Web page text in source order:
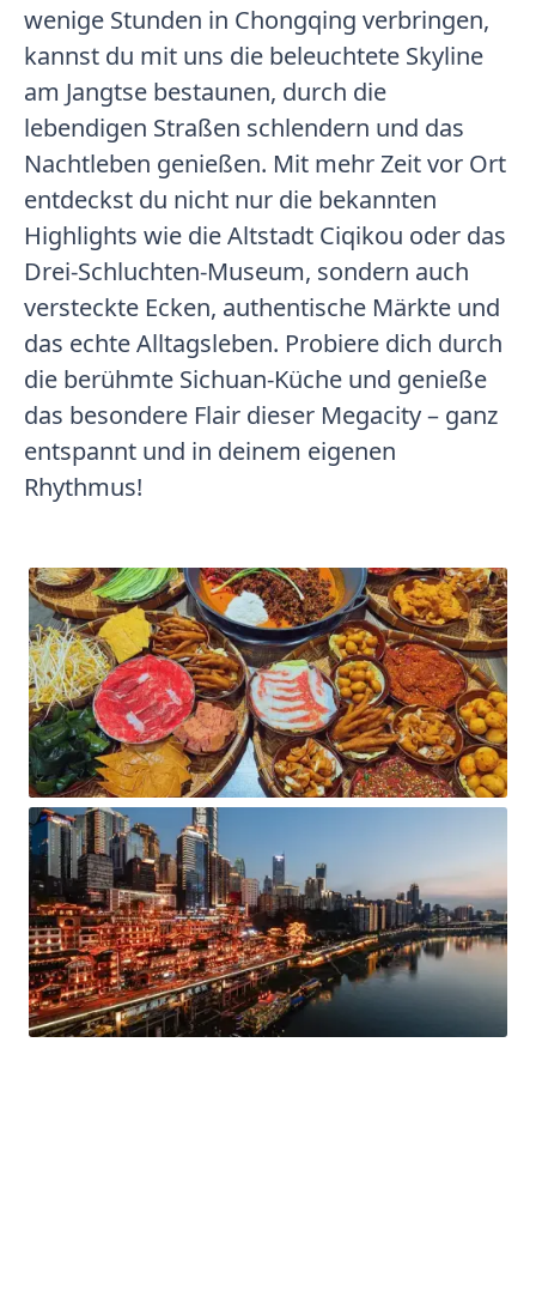
wenige Stunden in Chongqing verbringen,
kannst du mit uns die beleuchtete Skyline
am Jangtse bestaunen, durch die
lebendigen Straßen schlendern und das
Nachtleben genießen. Mit mehr Zeit vor Ort
entdeckst du nicht nur die bekannten
Highlights wie die Altstadt Ciqikou oder das
Drei-Schluchten-Museum, sondern auch
versteckte Ecken, authentische Märkte und
das echte Alltagsleben. Probiere dich durch
die berühmte Sichuan-Küche und genieße
das besondere Flair dieser Megacity – ganz
entspannt und in deinem eigenen
Rhythmus!